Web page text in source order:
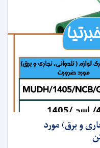
و برق) مورد